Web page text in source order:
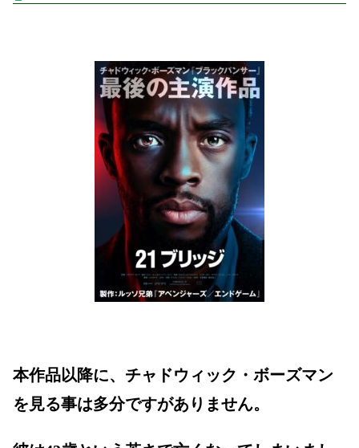
本作品以降に、チャドウィック・ボーズマン
を見る事は多分ですがありません。